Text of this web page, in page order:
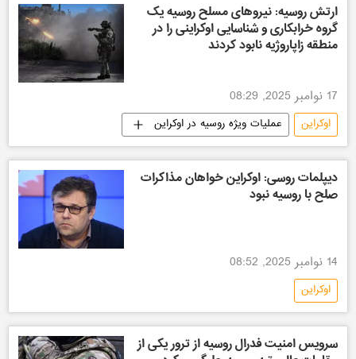
ارتش روسیه: نیروهای مسلح روسیه یک
گروه خرابکاری و شناسایی اوکراینی را در
منطقه زاپاروژیه نابود کردند
17 نوامبر 2025, 08:29
اوکراین عملیات ویژه روسیه در اوکراین
دیپلمات روسی: اوکراین خواهان مذاکرات
صلح با روسیه نبود
14 نوامبر 2025, 08:52
اوکراین
سرویس امنیت فدرال روسیه از ترور یکی از